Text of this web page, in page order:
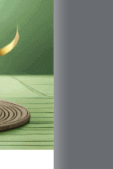
9, San